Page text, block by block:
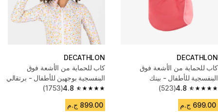
DECATHLON
كاب للحماية من الأشعة فوق
البنفسجية للأطفال - بينك
4.8
4.8 out of 5 stars from 523 reviews
(523)
699.00 ج.م
DECATHLON
كاب للحماية من الأشعة فوق
البنفسجية بوجهين للأطفال - برتقالي
فاتح بطبعة زهور
4.8
4.8 out of 5 stars from 1753 reviews
(1753)
899.00 ج.م